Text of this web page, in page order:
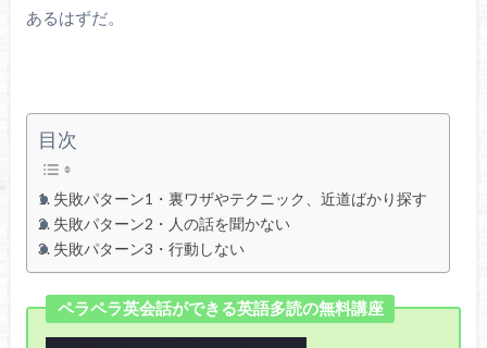
あるはずだ。
目次
失敗パターン1・裏ワザやテクニック、近道ばかり探す
失敗パターン2・人の話を聞かない
失敗パターン3・行動しない
ペラペラ英会話ができる英語多読の無料講座